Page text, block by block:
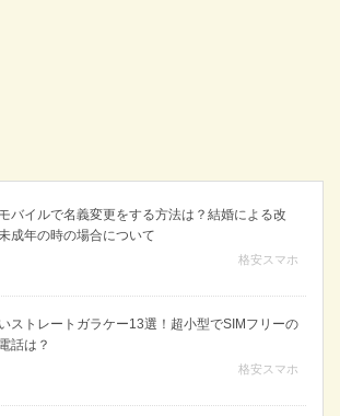
バイルで名義変更をする方法は？結婚による改
成年の時の場合について
格安スマホ
ストレートガラケー13選！超小型でSIMフリーの
話は？
格安スマホ